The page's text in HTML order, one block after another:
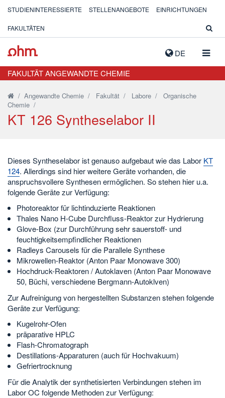
DE
STUDIENINTERESSIERTE STELLENANGEBOTE EINRICHTUNGEN
FAKULTÄTEN
FAKULTÄT ANGEWANDTE CHEMIE
/ Angewandte Chemie / Fakultät / Labore / Organische
Chemie /
KT 126 Syntheselabor II
Dieses Syntheselabor ist genauso aufgebaut wie das Labor KT
124. Allerdings sind hier weitere Geräte vorhanden, die
anspruchsvollere Synthesen ermöglichen. So stehen hier u.a.
folgende Geräte zur Verfügung:
Photoreaktor für lichtinduzierte Reaktionen
Thales Nano H-Cube Durchfluss-Reaktor zur Hydrierung
Glove-Box (zur Durchführung sehr sauerstoff- und
feuchtigkeitsempfindlicher Reaktionen
Radleys Carousels für die Parallele Synthese
Mikrowellen-Reaktor (Anton Paar Monowave 300)
Hochdruck-Reaktoren / Autoklaven (Anton Paar Monowave
50, Büchi, verschiedene Bergmann-Autoklven)
Zur Aufreinigung von hergestellten Substanzen stehen folgende
Geräte zur Verfügung:
Kugelrohr-Ofen
präparative HPLC
Flash-Chromatograph
Destillations-Apparaturen (auch für Hochvakuum)
Gefriertrocknung
Für die Analytik der synthetisierten Verbindungen stehen im
Labor OC folgende Methoden zur Verfügung: